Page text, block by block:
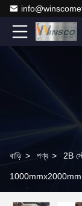
বাড়ি > পণ্য > 2B
1000mmx2000mm